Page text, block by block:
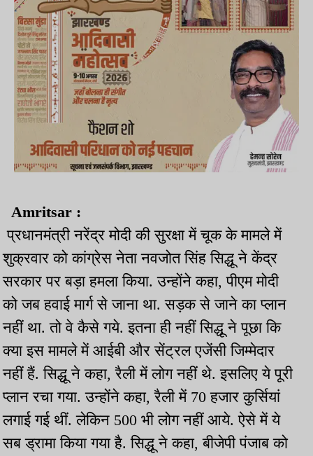
Amritsar :
प्रधानमंत्री नरेंद्र मोदी की सुरक्षा में चूक के मामले में
शुक्रवार को कांग्रेस नेता नवजोत सिंह सिद्धू ने केंद्र
सरकार पर बड़ा हमला किया. उन्होंने कहा, पीएम मोदी
को जब हवाई मार्ग से जाना था. सड़क से जाने का प्लान
नहीं था. तो वे कैसे गये. इतना ही नहीं सिद्धू ने पूछा कि
क्या इस मामले में आईबी और सेंट्रल एजेंसी जिम्मेदार
नहीं हैं. सिद्धू ने कहा, रैली में लोग नहीं थे. इसलिए ये पूरी
प्लान रचा गया. उन्होंने कहा, रैली में 70 हजार कुर्सियां
लगाई गई थीं. लेकिन 500 भी लोग नहीं आये. ऐसे में ये
सब ड्रामा किया गया है. सिद्धू ने कहा, बीजेपी पंजाब को